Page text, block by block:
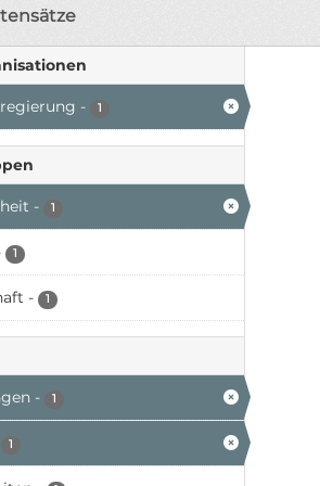
- 1
- 1
1
- 1
- 1
1